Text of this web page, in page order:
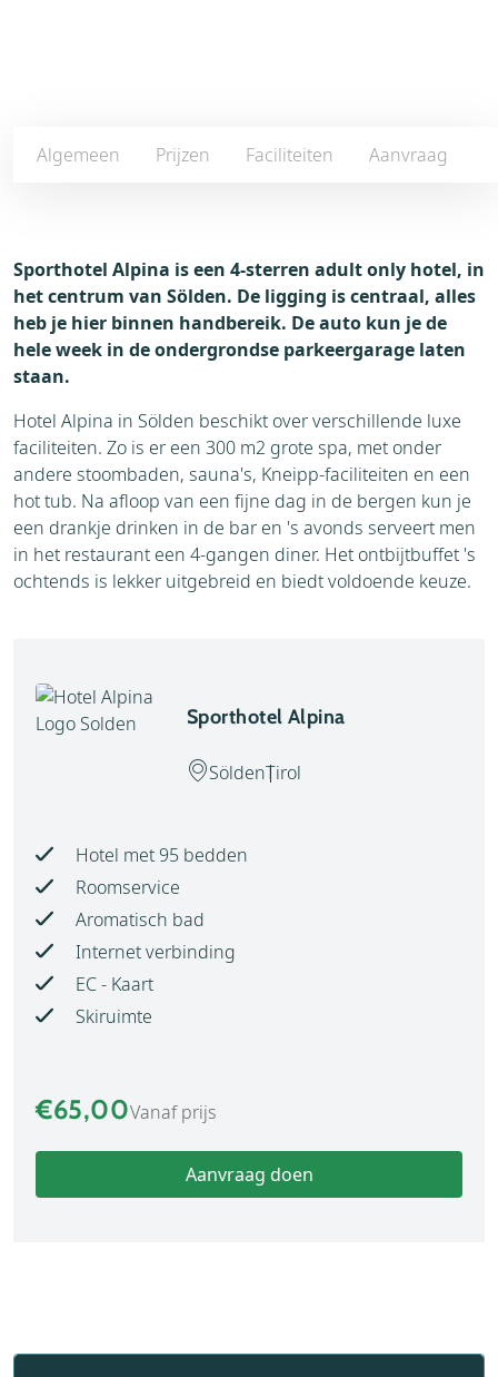
Algemeen Prijzen Faciliteiten Aanvraag
Sporthotel Alpina is een 4-sterren adult only hotel, in
het centrum van Sölden. De ligging is centraal, alles
heb je hier binnen handbereik. De auto kun je de
hele week in de ondergrondse parkeergarage laten
staan.
Hotel Alpina in Sölden beschikt over verschillende luxe
faciliteiten. Zo is er een 300 m2 grote spa, met onder
andere stoombaden, sauna's, Kneipp-faciliteiten en een
hot tub. Na afloop van een fijne dag in de bergen kun je
een drankje drinken in de bar en 's avonds serveert men
in het restaurant een 4-gangen diner. Het ontbijtbuffet 's
ochtends is lekker uitgebreid en biedt voldoende keuze.
Sporthotel Alpina
SöldenTirol
Hotel met 95 bedden
Roomservice
Aromatisch bad
Internet verbinding
EC - Kaart
Skiruimte
€65,00Vanaf prijs
Aanvraag doen